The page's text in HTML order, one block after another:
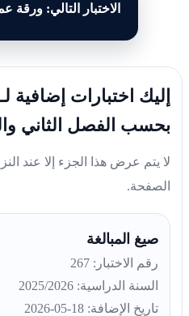
الاختبار التالي:
إليك اختبارات إضافية
بحسب الفصل الثاني
لا يتم عرض هذا الجزء إلا عند
الصفحة.
صيغ المبالغة
رقم الاختبار: 267
السنة الدراسية: 2025/2026
تاريخ الإضافة: 18-05-2026